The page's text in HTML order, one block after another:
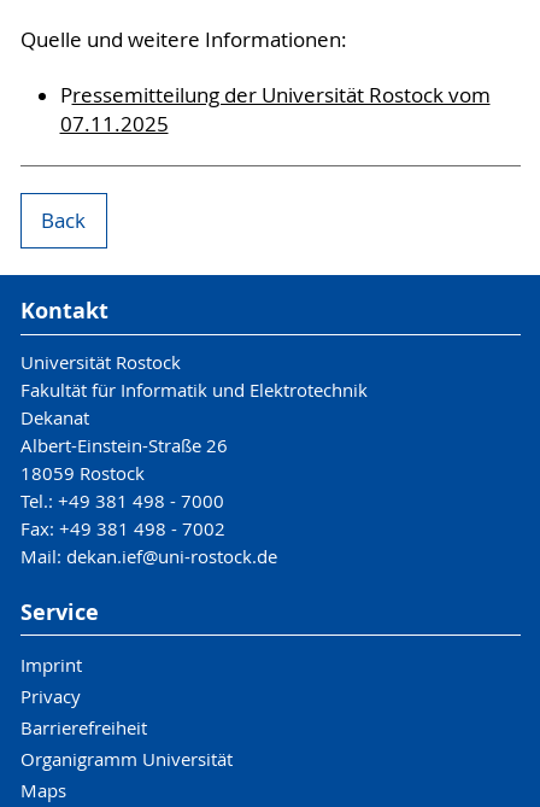
Quelle und weitere Informationen:
Pressemitteilung der Universität Rostock vom
07.11.2025
Back
Kontakt
Universität Rostock
Fakultät für Informatik und Elektrotechnik
Dekanat
Albert-Einstein-Straße 26
18059 Rostock
Tel.: +49 381 498 - 7000
Fax: +49 381 498 - 7002
Mail: dekan.ief@uni-rostock.de
Service
Imprint
Privacy
Barrierefreiheit
Organigramm Universität
Maps